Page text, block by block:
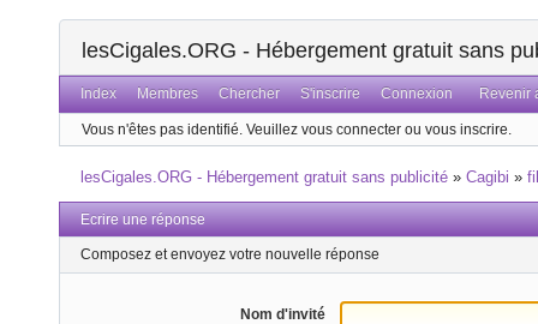
lesCigales.ORG - Hébergement gratuit sans
Index Membres Chercher S'inscrire Connexion Revenir
Vous n'êtes pas identifié. Veuillez vous connecter ou vous inscrire.
lesCigales.ORG - Hébergement gratuit sans publicité »Cagibi »
Ecrire une réponse
Composez et envoyez votre nouvelle réponse
Nom d'invité